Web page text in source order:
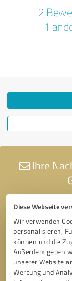
Diese Webseite
Wir verwenden
personalisieren,
können und die
Außerdem geben
unserer Website
Werbung und
2
1
Ihre